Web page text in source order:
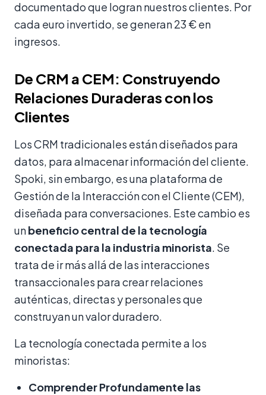
documentado que logran nuestros clientes. Por
cada euro invertido, se generan 23 € en
ingresos.
De CRM a CEM: Construyendo
Relaciones Duraderas con los
Clientes
Los CRM tradicionales están diseñados para
datos, para almacenar información del cliente.
Spoki, sin embargo, es una plataforma de
Gestión de la Interacción con el Cliente (CEM),
diseñada para conversaciones. Este cambio es
unbeneficio central de la tecnología
conectada para la industria minorista. Se
trata de ir más allá de las interacciones
transaccionales para crear relaciones
auténticas, directas y personales que
construyan un valor duradero.
La tecnología conectada permite a los
minoristas:
Comprender Profundamente las